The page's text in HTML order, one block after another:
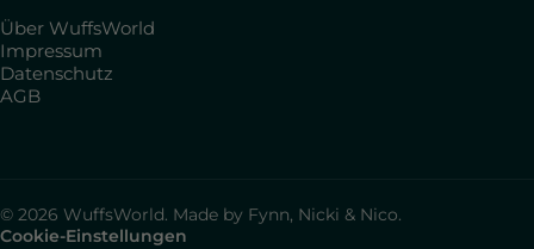
Über WuffsWorld
Impressum
Datenschutz
AGB
© 2026 WuffsWorld. Made by Fynn, Nicki & Nico.
Cookie-Einstellungen